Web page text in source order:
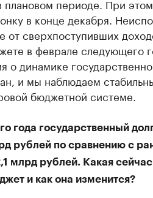
плановом периоде. При
в конце декабря.
от сверхпоступивших
в феврале следующего
о динамике
и мы наблюдаем
бюджетной системе.
года государственный
рублей по сравнению с
млрд рублей. Какая
и как она изменится?